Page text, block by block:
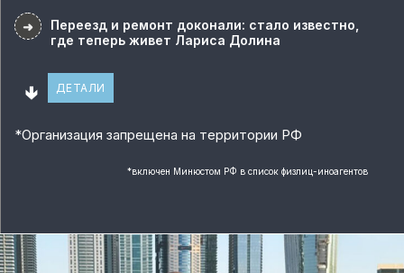
➜
Переезд и ремонт доконали: стало известно,
где теперь живет Лариса Долина
🢃 ДЕТАЛИ
*Организация запрещена на территории РФ
*включен Минюстом РФ в список физлиц-иноагентов